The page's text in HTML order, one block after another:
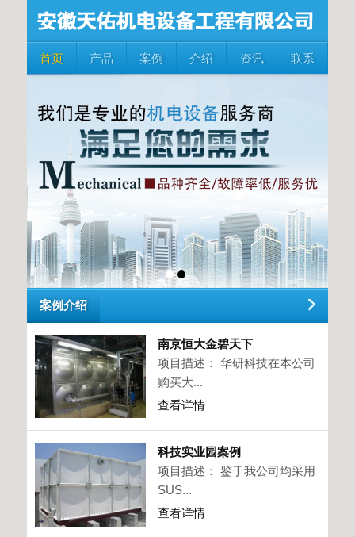
首页 产品 案例 介绍 资讯 联系
案例介绍
南京恒大金碧天下
项目描述： 华研科技在本公司
购买大...
查看详情
科技实业园案例
项目描述： 鉴于我公司均采用
SUS...
查看详情